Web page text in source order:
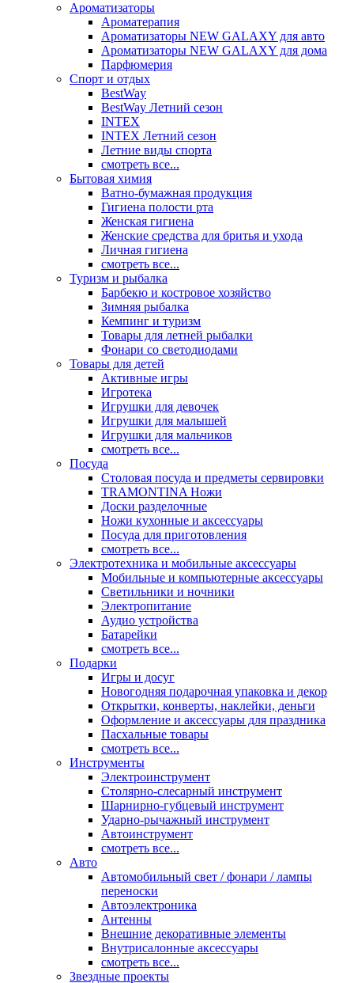
Ароматизаторы
Ароматерапия
Ароматизаторы NEW GALAXY для авто
Ароматизаторы NEW GALAXY для дома
Парфюмерия
Спорт и отдых
BestWay
BestWay Летний сезон
INTEX
INTEX Летний сезон
Летние виды спорта
смотреть все...
Бытовая химия
Ватно-бумажная продукция
Гигиена полости рта
Женская гигиена
Женские средства для бритья и ухода
Личная гигиена
смотреть все...
Туризм и рыбалка
Барбекю и костровое хозяйство
Зимняя рыбалка
Кемпинг и туризм
Товары для летней рыбалки
Фонари со светодиодами
Товары для детей
Активные игры
Игротека
Игрушки для девочек
Игрушки для малышей
Игрушки для мальчиков
смотреть все...
Посуда
Столовая посуда и предметы сервировки
TRAMONTINA Ножи
Доски разделочные
Ножи кухонные и аксессуары
Посуда для приготовления
смотреть все...
Электротехника и мобильные аксессуары
Мобильные и компьютерные аксессуары
Светильники и ночники
Электропитание
Аудио устройства
Батарейки
смотреть все...
Подарки
Игры и досуг
Новогодняя подарочная упаковка и декор
Открытки, конверты, наклейки, деньги
Оформление и аксессуары для праздника
Пасхальные товары
смотреть все...
Инструменты
Электроинструмент
Столярно-слесарный инструмент
Шарнирно-губцевый инструмент
Ударно-рычажный инструмент
Автоинструмент
смотреть все...
Авто
Автомобильный свет / фонари / лампы
переноски
Автоэлектроника
Антенны
Внешние декоративные элементы
Внутрисалонные аксессуары
смотреть все...
Звездные проекты